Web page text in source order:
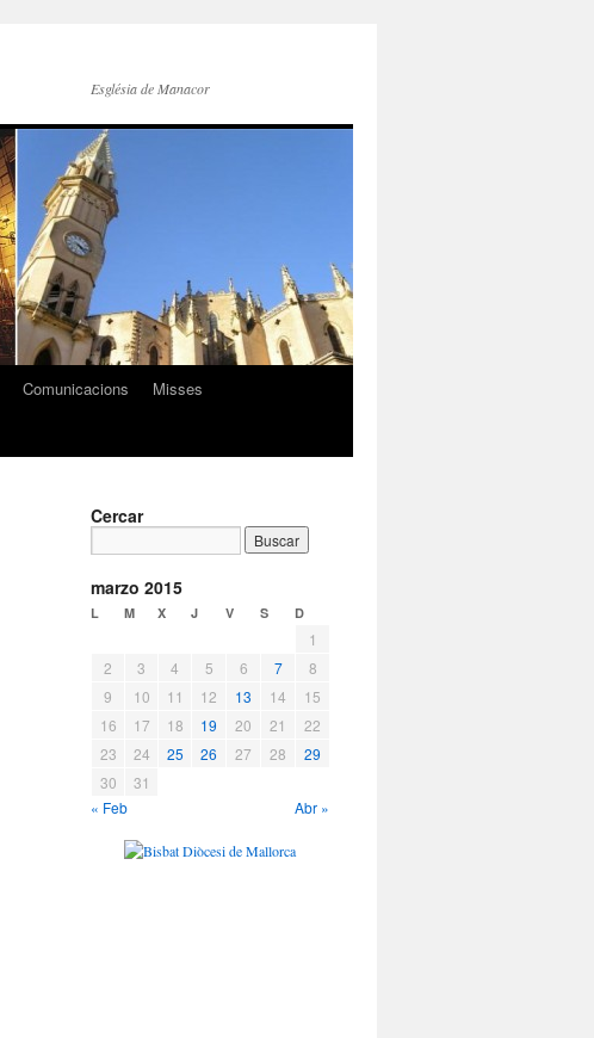
Església de Manacor
Comunicacions
Misses
Cercar
marzo 2015
L M X J V S D
1
2
3 4 5 6 7
8
9
10 11 12 13 14
15
16
17 18 19 20 21
22
23
24 25 26 27 28
29
30
31
« Feb
Abr »